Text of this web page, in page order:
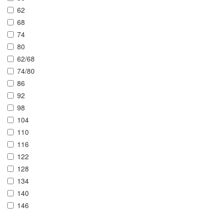
62
68
74
80
62/68
74/80
86
92
98
104
110
116
122
128
134
140
146